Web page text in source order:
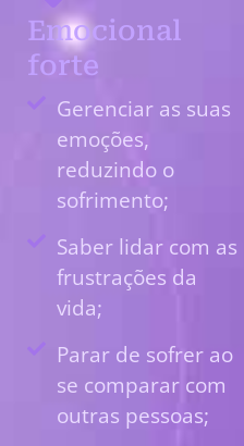
Emocional
forte
Gerenciar as suas
emoções,
reduzindo o
sofrimento;
Saber lidar com as
frustrações da
vida;
Parar de sofrer ao
se comparar com
outras pessoas;